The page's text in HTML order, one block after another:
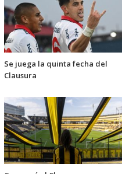
Se juega la quinta fecha del
Clausura